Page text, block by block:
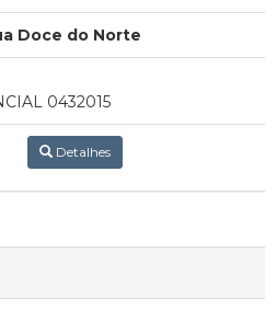
Doce do Norte
0432015
Detalhes